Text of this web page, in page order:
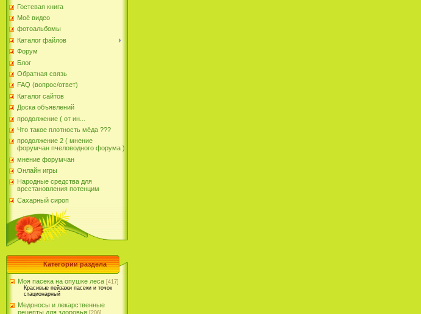
Гостевая книга
Моё видео
фотоальбомы
Каталог файлов
Форум
Блог
Обратная связь
FAQ (вопрос/ответ)
Каталог сайтов
Доска объявлений
продолжение ( от ин...
Что такое плотность мёда ???
продолжение 2 ( мнение
форумчан пчеловодного форума )
мнение форумчан
Онлайн игры
Народные средства для
врсстановления потенцим
Сахарный сироп
Категории раздела
Моя пасека на опушке леса [417]
Красивые пейзажи пасеки и точок
стационарный
Медоносы и лекарственные
рецепты для здоровья [206]